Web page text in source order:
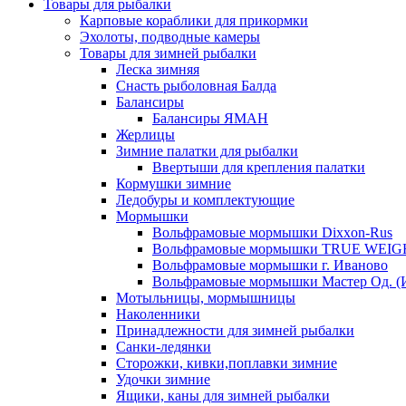
Товары для рыбалки
Карповые кораблики для прикормки
Эхолоты, подводные камеры
Товары для зимней рыбалки
Леска зимняя
Снасть рыболовная Балда
Балансиры
Балансиры ЯМАН
Жерлицы
Зимние палатки для рыбалки
Ввертыши для крепления палатки
Кормушки зимние
Ледобуры и комплектующие
Мормышки
Вольфрамовые мормышки Dixxon-Rus
Вольфрамовые мормышки TRUE
Вольфрамовые мормышки г. Иваново
Вольфрамовые мормышки Мастер Од.
Мотыльницы, мормышницы
Наколенники
Принадлежности для зимней рыбалки
Санки-ледянки
Сторожки, кивки,поплавки зимние
Удочки зимние
Ящики, каны для зимней рыбалки